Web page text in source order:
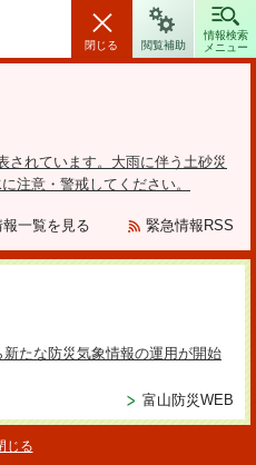
閉じる 閲覧補助
情報検索
メニュー
されています。大雨に伴う土砂災
注意・警戒してください。
一覧を見る 緊急情報RSS
新たな防災気象情報の運用が開始
富山防災WEB
じる
・オレゴン州
記念事業